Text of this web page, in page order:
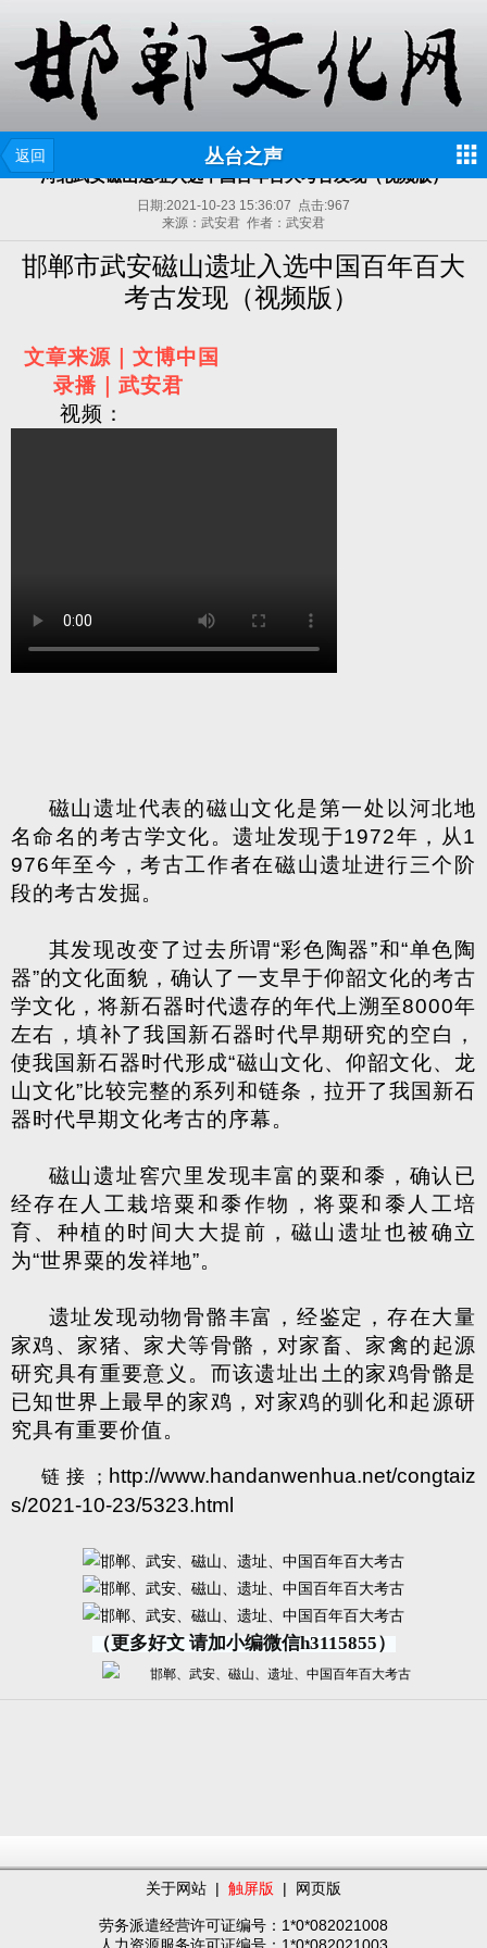
返回 丛台之声
河北武安磁山遗址入选中国百年百大考古发现（视频版）
日期:2021-10-23 15:36:07 点击:967
来源：武安君 作者：武安君
邯郸市武安磁山遗址入选中国百年百大
考古发现（视频版）
文章来源｜文博中国
录播｜武安君
视频：
磁山遗址代表的磁山文化是第一处以河北地
名命名的考古学文化。遗址发现于1972年，从1
976年至今，考古工作者在磁山遗址进行三个阶
段的考古发掘。
其发现改变了过去所谓“彩色陶器”和“单色陶
器”的文化面貌，确认了一支早于仰韶文化的考古
学文化，将新石器时代遗存的年代上溯至8000年
左右，填补了我国新石器时代早期研究的空白，
使我国新石器时代形成“磁山文化、仰韶文化、龙
山文化”比较完整的系列和链条，拉开了我国新石
器时代早期文化考古的序幕。
磁山遗址窖穴里发现丰富的粟和黍，确认已
经存在人工栽培粟和黍作物，将粟和黍人工培
育、种植的时间大大提前，磁山遗址也被确立
为“世界粟的发祥地”。
遗址发现动物骨骼丰富，经鉴定，存在大量
家鸡、家猪、家犬等骨骼，对家畜、家禽的起源
研究具有重要意义。而该遗址出土的家鸡骨骼是
已知世界上最早的家鸡，对家鸡的驯化和起源研
究具有重要价值。
链接； http://www.handanwenhua.net/congtaiz
s/2021-10-23/5323.html
（更多好文 请加小编微信h3115855）
关于网站 | 触屏版 | 网页版
劳务派遣经营许可证编号：1*0*082021008